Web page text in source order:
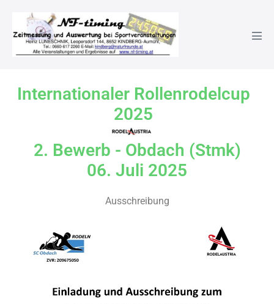
2. Bewerb – Obdach
Internationaler Rollenrodelcup
2025
2. Bewerb - Obdach (Stmk)
06. Juli 2025
Ausschreibung